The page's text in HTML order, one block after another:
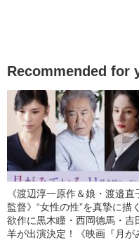
Recommended for
《渡辺淳一原作＆娘・渡邉直
監督》“女性の性”を真摯に描
欲作に黒木瞳・西岡德馬・吉
羊が出演決定！《映画『月が